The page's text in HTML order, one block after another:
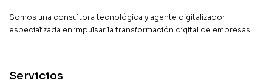
Somos una consultora tecnológica y agente digitalizador
especializada en impulsar la transformación digital de empresas.
Servicios